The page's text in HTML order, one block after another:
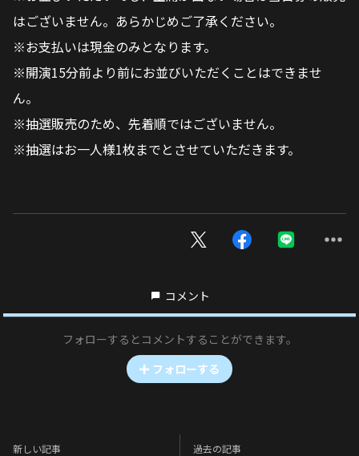
はございません。あらかじめご了承ください。
※お支払いは現金のみとなります。
※開演15分前より前にお並びいただくことはできませ
ん。
※抽選販売のため、先着順ではございません。
※抽選はお一人様1枚までとさせていただきます。
コメント
フォローするとコメントすることができます。
フォローする
新しい記事 過去の記事